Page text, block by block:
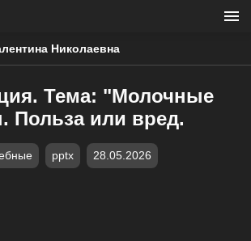
Николаевна
Тема: "Молочные
Польза или вред.
pptx 28.05.2026